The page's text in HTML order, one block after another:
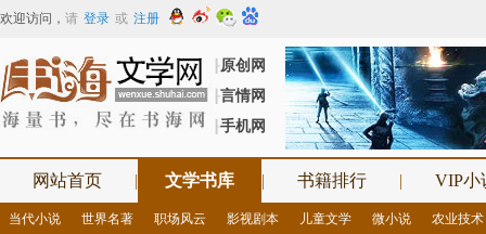
欢迎访问 ， 请 登录 或 注册
┠原创网
┠言情网
┠手机网
网站首页 | 文学书库 | 书籍排行 | VIP小
当代小说 世界名著 职场风云 影视剧本 儿童文学 微小说 农业技术